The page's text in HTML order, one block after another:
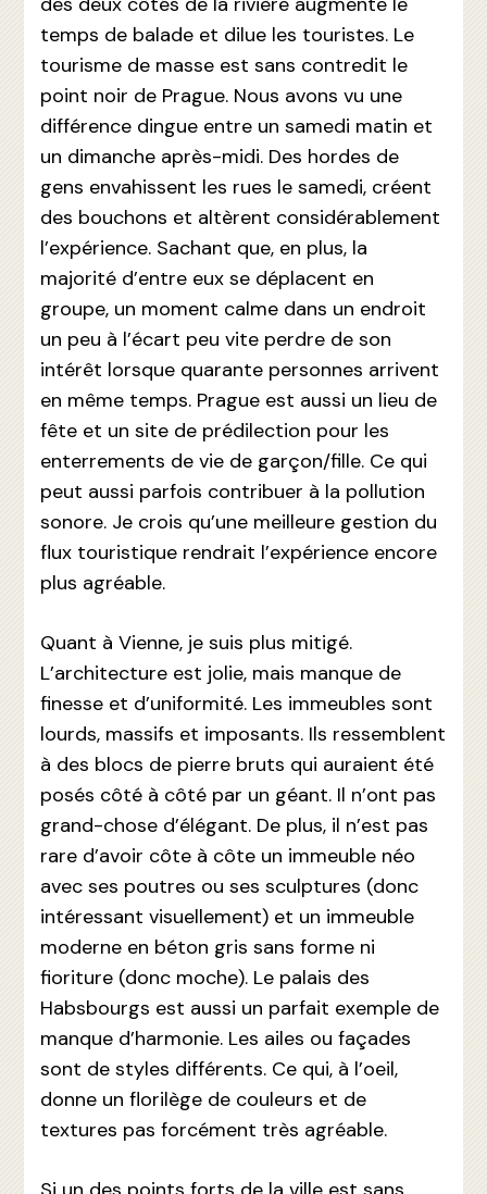
temps de balade et dilue les touristes. Le
tourisme de masse est sans contredit le
point noir de Prague. Nous avons vu une
différence dingue entre un samedi matin et
un dimanche après-midi. Des hordes de
gens envahissent les rues le samedi, créent
des bouchons et altèrent considérablement
l’expérience. Sachant que, en plus, la
majorité d’entre eux se déplacent en
groupe, un moment calme dans un endroit
un peu à l’écart peu vite perdre de son
intérêt lorsque quarante personnes arrivent
en même temps. Prague est aussi un lieu de
fête et un site de prédilection pour les
enterrements de vie de garçon/fille. Ce qui
peut aussi parfois contribuer à la pollution
sonore. Je crois qu’une meilleure gestion du
flux touristique rendrait l’expérience encore
plus agréable.
Quant à Vienne, je suis plus mitigé.
L’architecture est jolie, mais manque de
finesse et d’uniformité. Les immeubles sont
lourds, massifs et imposants. Ils ressemblent
à des blocs de pierre bruts qui auraient été
posés côté à côté par un géant. Il n’ont pas
grand-chose d’élégant. De plus, il n’est pas
rare d’avoir côte à côte un immeuble néo
avec ses poutres ou ses sculptures (donc
intéressant visuellement) et un immeuble
moderne en béton gris sans forme ni
fioriture (donc moche). Le palais des
Habsbourgs est aussi un parfait exemple de
manque d’harmonie. Les ailes ou façades
sont de styles différents. Ce qui, à l’oeil,
donne un florilège de couleurs et de
textures pas forcément très agréable.